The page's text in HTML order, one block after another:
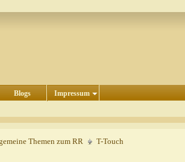
Blogs Impressum
Themen zum RR T-Touch